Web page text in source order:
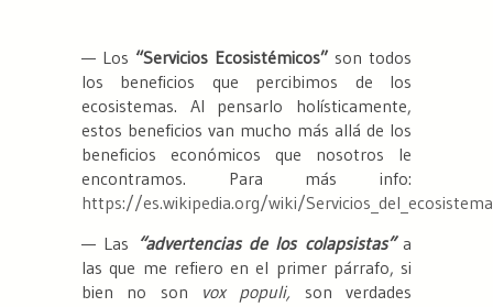
— Los “Servicios Ecosistémicos” son todos
los beneficios que percibimos de los
ecosistemas. Al pensarlo holísticamente,
estos beneficios van mucho más allá de los
beneficios económicos que nosotros le
encontramos. Para más info:
https://es.wikipedia.org/wiki/Servicios_del_ecosistema
— Las “advertencias de los colapsistas”a
las que me refiero en el primer párrafo, si
bien no son vox populi, son verdades